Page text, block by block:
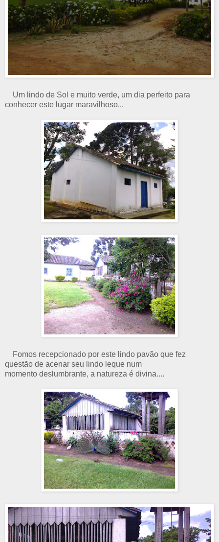
Um lindo de Sol e muito verde, um dia perfeito para
conhecer este lugar maravilhoso...
Fomos recepcionado por este lindo pavão que fez
questão de acenar seu lindo leque num
momento deslumbrante, a natureza é divina....